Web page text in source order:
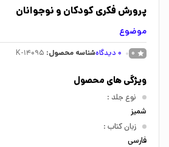
پرورش فکری کودکان و نوجوانان
موضوع
0
0 دیدگاهشناسه محصول: K-14095
ویژگی های محصول
نوع جلد :
شمیز
زبان کتاب :
فارسی